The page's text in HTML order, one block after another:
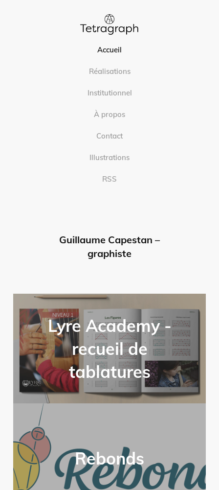
Accueil
Réalisations
Institutionnel
À propos
Contact
Illustrations
RSS
Guillaume Capestan –
graphiste
Lyre Academy -
recueil de
tablatures
Rebonds